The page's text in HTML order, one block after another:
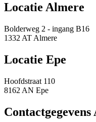
Locatie Almere
Bolderweg 2 - ingang B16
1332 AT Almere
Locatie Epe
Hoofdstraat 110
8162 AN Epe
Contactgegevens